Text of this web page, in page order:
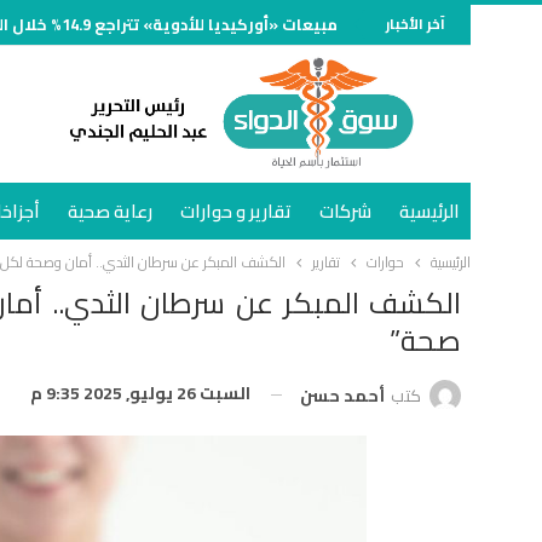
آخر الأخبار مبيعات «أوركيديا للأدوية» تتراجع 14.9% خلال النصف الأول من 2026 وتسجل 734 مليون جنيه
الرئيسية شركات تقارير و حوارات رعاية صحية
الرئيسية حوارات تقارير الكشف المبكر عن سرطان الثدي.. أمان وصحة لكل سيدة
صحة”
كتب أحمد حسن السبت 26 يوليو, 2025 9:35 م